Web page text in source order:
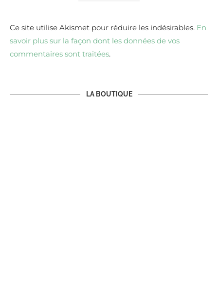
Ce site utilise Akismet pour réduire les indésirables. En
savoir plus sur la façon dont les données de vos
commentaires sont traitées.
LA BOUTIQUE